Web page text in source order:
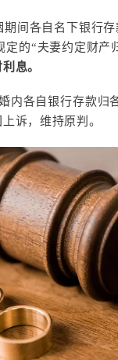
间各自名下银行
定的“夫妻约定财
息。
内各自银行存款归
诉，维持原判。